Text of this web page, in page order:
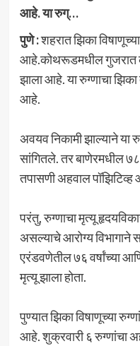
आहे. या रुग्…
पुणे :शहरात झिका
आहे.कोथरूडमधील गुजरात
झाला आहे. या रुग्णाचा
आहे.
अवयव निकामी झाल्याने या
सांगितले. तर बाणेरमधील ७८
तपासणी अहवाल
परंतु, रुग्णाचा मृत्यू
असल्याचे आरोग्य विभागाने
एरंडवणेतील ७६ वर्षांच्या
मृत्यू झाला होता.
पुण्यात झिका विषाणूच्या
आहे. शुक्रवारी ६ रुग्णांचा